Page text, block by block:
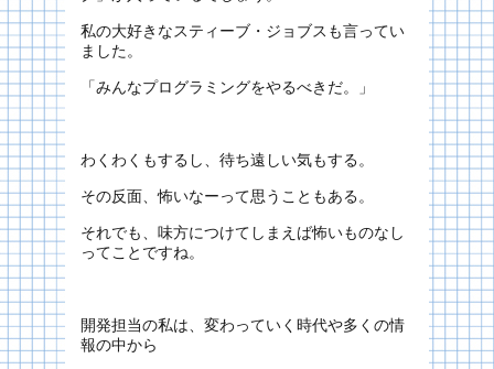
私の大好きなスティーブ・ジョブスも言ってい
ました。
「みんなプログラミングをやるべきだ。」
わくわくもするし、待ち遠しい気もする。
その反面、怖いなーって思うこともある。
それでも、味方につけてしまえば怖いものなし
ってことですね。
開発担当の私は、変わっていく時代や多くの情
報の中から